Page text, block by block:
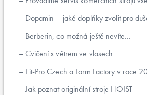
Dopamin – jaké doplňky zvolit pro
Berberin, co možná ještě nevíte...
Cvičení s větrem ve vlasech
Fit-Pro Czech a Form Factory v roce
Jak poznat originální stroje HOIST